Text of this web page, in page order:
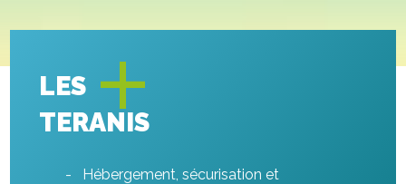
LES +
TERANIS
Hébergement, sécurisation et